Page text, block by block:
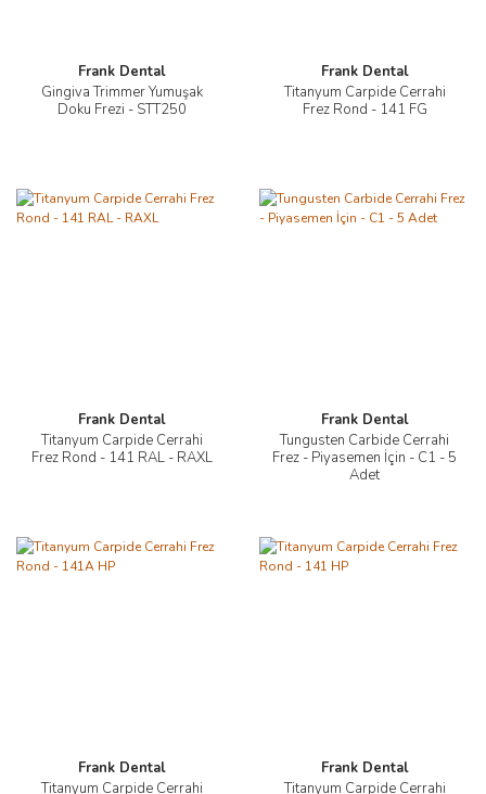
Frank Dental
Gingiva Trimmer Yumuşak
Doku Frezi - STT250
Frank Dental
Titanyum Carpide Cerrahi
Frez Rond - 141 FG
Frank Dental
Titanyum Carpide Cerrahi
Frez Rond - 141 RAL - RAXL
Frank Dental
Tungusten Carbide Cerrahi
Frez - Piyasemen İçin - C1 - 5
Adet
Frank Dental
Titanyum Carpide Cerrahi
Frank Dental
Titanyum Carpide Cerrahi